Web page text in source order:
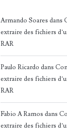
Armando Soares dans
extraire des fichiers
RAR
Paulo Ricardo dans
extraire des fichiers
RAR
Fabio A Ramos dans
extraire des fichiers